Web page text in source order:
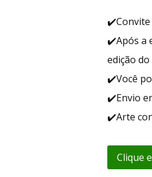
✔️Convite
✔️Após a
edição
✔️Você
✔️Envio
✔️Arte
Clique